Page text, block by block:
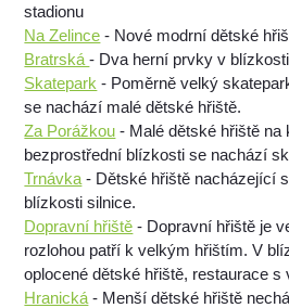
stadionu
Na Zelince - Nové modrní dětské
Bratrská- Dva herní prvky v
Skatepark - Poměrně velký
se nachází malé dětské hřiště.
Za Porážkou - Malé dětské hřiště na
bezprostřední blízkosti se nachází
Trnávka - Dětské hřiště nacházející
blízkosti silnice.
Dopravní hřiště - Dopravní hřiště je
rozlohou patří k velkým hřištím. V
oplocené dětské hřiště, restaurace s
Hranická - Menší dětské hřiště